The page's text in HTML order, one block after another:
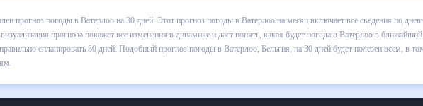
представлен прогноз погоды в Ватерлоо на 30 дней. Этот прогноз погоды в Ватерлоо на
, выпадении осадков т.д. Хорошая визуализация прогноза покажет все
погода в Ватерлоо в ближайший месяц, к каким изменениям нужно быть готовым и как
погоды в Ватерлоо, Бельгия, на 30 дней будет полезен всем, в том числе людям,